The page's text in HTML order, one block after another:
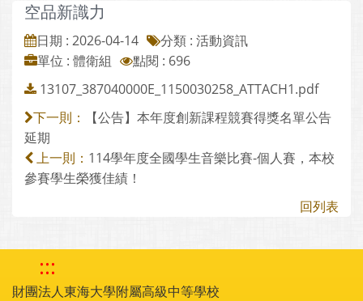
空品新識力
日期 : 2026-04-14
分類 : 活動資訊
單位 : 體衛組
點閱 : 696
13107_387040000E_1150030258_ATTACH1.pdf
下一則：
【公告】本年度創新課程競賽得獎名單公告
延期
上一則： 114學年度全國學生音樂比賽-個人賽，本校
參賽學生榮獲佳績！
回列表
:::
財團法人東海大學附屬高級中等學校